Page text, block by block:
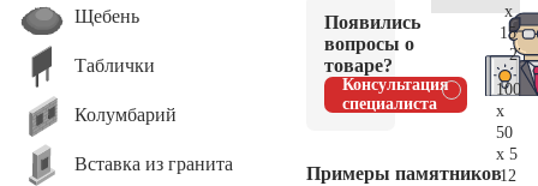
Щебень
Таблички
Колумбарий
Вставка из гранита
Появились
вопросы о
товаре?
Консультация
специалиста
Примеры памятников
x
15
100
x
50
x 5
12